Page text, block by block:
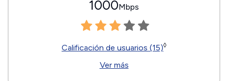
1000Mbps
Calificación de usuarios (15)◊
Ver más